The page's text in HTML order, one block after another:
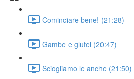
Cominciare bene! (21:28)
Gambe e glutei (20:47)
Sciogliamo le anche (21:50)